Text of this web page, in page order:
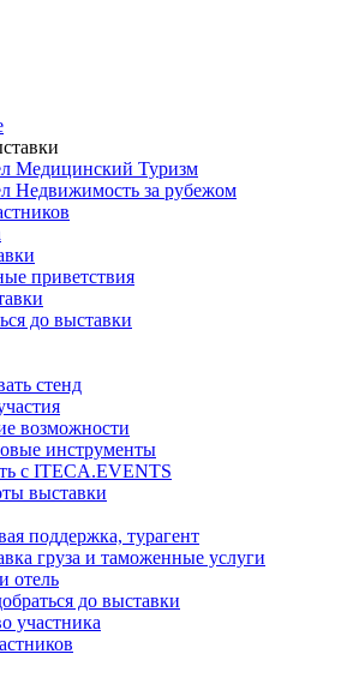
Медицинский Туризм
Недвижимость за рубежом
приветствия
до выставки
стенд
возможности
инструменты
с ITECA.EVENTS
выставки
поддержка, турагент
груза и таможенные услуги
отель
до выставки
участника